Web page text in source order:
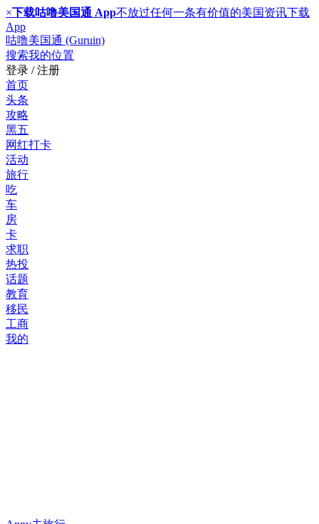
×下载咕噜美国通 App不放过任何一条有价值的美国资讯下载
App
咕噜美国通 (Guruin)
搜索我的位置
登录 / 注册
首页
头条
攻略
黑五
网红打卡
活动
旅行
吃
车
房
卡
求职
热投
话题
教育
移民
工商
我的